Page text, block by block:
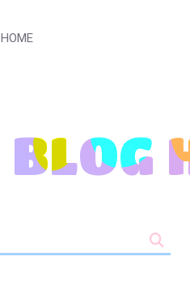
HOME
BLOG